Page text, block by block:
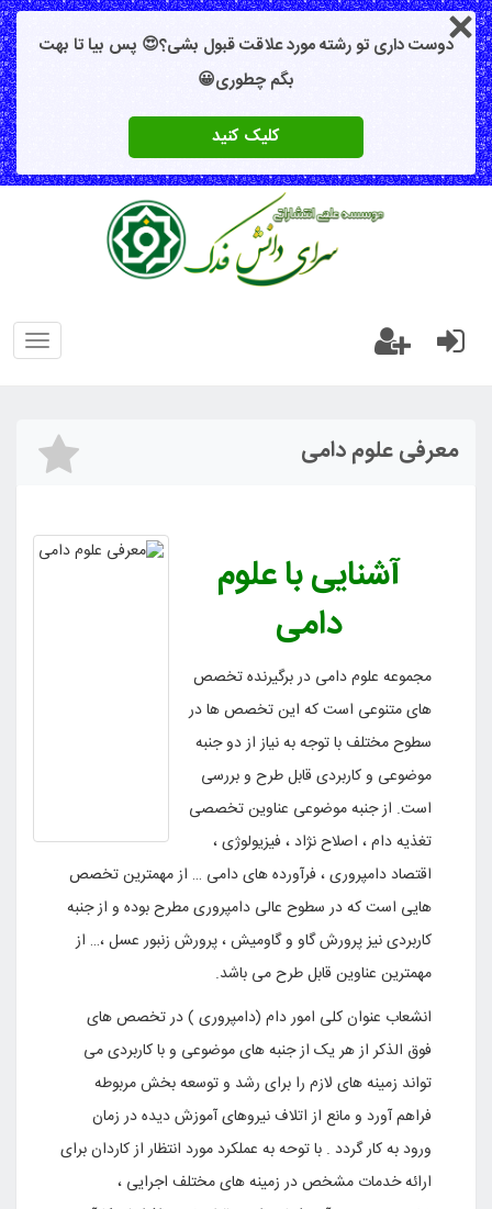
دوست داری تو رشته مورد علاقت قبول بشی؟😍 پس بیا تا بهت
بگم چطوری😀
کلیک کنید
معرفی علوم دامی
آشنایی با علوم
دامی
مجموعه علوم دامی در برگیرنده تخصص
های متنوعی است که این تخصص ها در
سطوح مختلف با توجه به نیاز از دو جنبه
موضوعی و کاربردی قابل طرح و بررسی
است. از جنبه موضوعی عناوین تخصصی
تغذیه دام ، اصلاح نژاد ، فیزیولوژی ،
اقتصاد دامپروری ، فرآورده های دامی … از مهمترین تخصص
هایی است که در سطوح عالی دامپروری مطرح بوده و از جنبه
کاربردی نیز پرورش گاو و گاومیش ، پرورش زنبور عسل ،… از
مهمترین عناوین قابل طرح می باشد.
انشعاب عنوان کلی امور دام (دامپروری ) در تخصص های
فوق الذکر از هر یک از جنبه های موضوعی و با کاربردی می
تواند زمینه های لازم را برای رشد و توسعه بخش مربوطه
فراهم آورد و مانع از اتلاف نیروهای آموزش دیده در زمان
ورود به کار گردد . با توحه به عملکرد مورد انتظار از کاردان برای
ارائه خدمات مشخص در زمینه های مختلف اجرایی ،